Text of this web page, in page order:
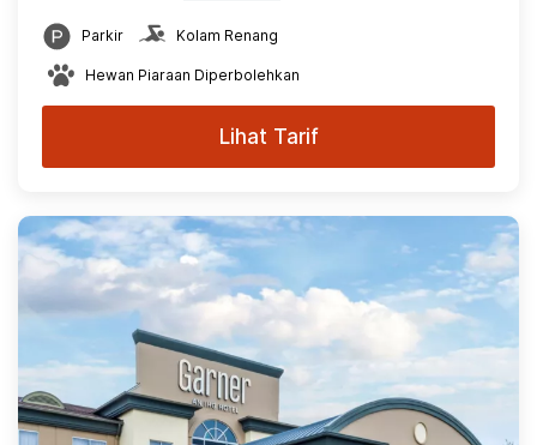
Parkir Kolam Renang
Hewan Piaraan Diperbolehkan
Lihat Tarif